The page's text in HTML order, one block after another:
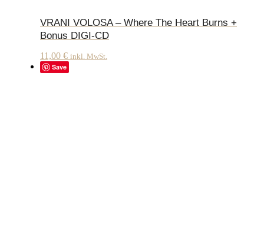
VRANI VOLOSA – Where The Heart Burns +
Bonus DIGI-CD
11,00 € inkl. MwSt.
Save